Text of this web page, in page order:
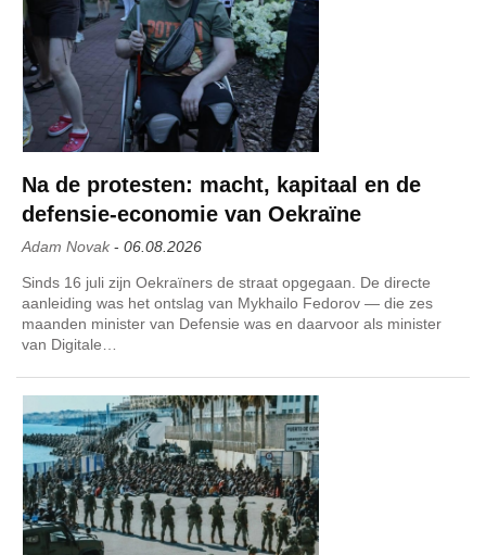
Na de protesten: macht, kapitaal en de
defensie-economie van Oekraïne
Adam Novak - 06.08.2026
Sinds 16 juli zijn Oekraïners de straat opgegaan. De directe
aanleiding was het ontslag van Mykhailo Fedorov — die zes
maanden minister van Defensie was en daarvoor als minister
van Digitale…